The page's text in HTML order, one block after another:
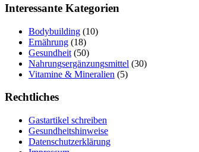
Interessante Kategorien
Bodybuilding (10)
Ernährung (18)
Gesundheit (50)
Nahrungsergänzungsmittel (30)
Vitamine & Mineralien (5)
Rechtliches
Gastartikel schreiben
Gesundheitshinweise
Datenschutzerklärung